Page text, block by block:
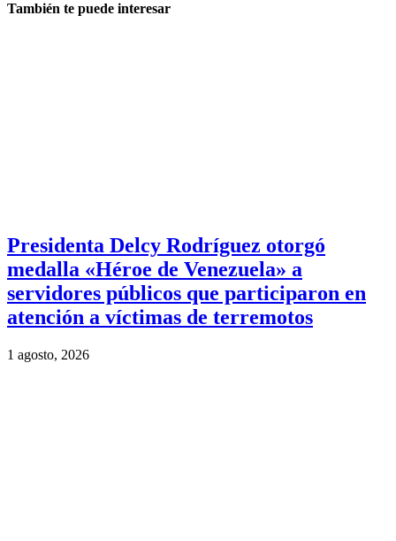
También te puede interesar
Presidenta Delcy Rodríguez otorgó
medalla «Héroe de Venezuela» a
servidores públicos que participaron en
atención a víctimas de terremotos
1 agosto, 2026